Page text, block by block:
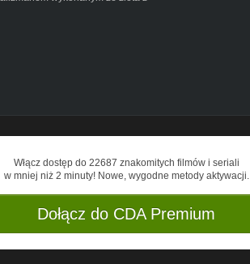
Włącz dostęp do 22687 znakomitych filmów i seriali
w mniej niż 2 minuty! Nowe, wygodne metody aktywacji.
Dołącz do CDA Premium